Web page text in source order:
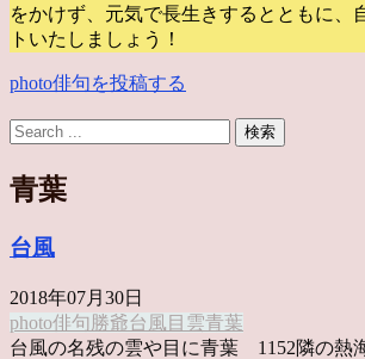
をかけず、元気で長生きするとともに、
トいたしましょう！
photo俳句を投稿する
青葉
台風
2018年07月30日
photo俳句 勝爺台風 目 雲青葉
台風の名残の雲や目に青葉 1152隣の熱